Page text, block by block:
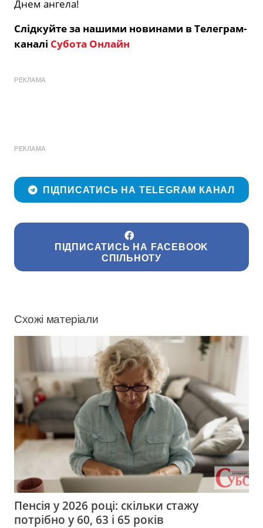
Днем ангела!
Слідкуйте за нашими новинами в Телеграм-
каналі Субота Онлайн
РЕКЛАМА
РЕКЛАМА
ПІДПИСАТИСЬ НА TELEGRAM КАНАЛ
ПІДПИСАТИСЬ НА FACEBOOK
СПІЛЬНОТУ
Схожі матеріали
Пенсія у 2026 році: скільки стажу
потрібно у 60, 63 і 65 років